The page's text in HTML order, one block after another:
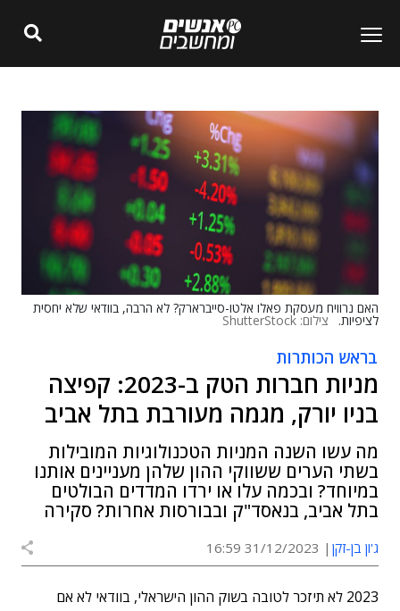
האם נרוויח מעסקת פאלו אלטו-סייברארק? לא הרבה, בוודאי שלא יחסית
לציפיות. צילום: ShutterStock
בראש הכותרות
מניות חברות הטק ב-2023: קפיצה
בניו יורק, מגמה מעורבת בתל אביב
מה עשו השנה המניות הטכנולוגיות המובילות
בשתי הערים ששווקי ההון שלהן מעניינים אותנו
במיוחד? ובכמה עלו או ירדו המדדים הבולטים
בתל אביב, בנאסד"ק ובבורסות אחרות? סקירה
ג'ון בן-זקן 31/12/2023 16:59
2023 לא תיזכר לטובה בשוק ההון הישראלי, בוודאי לא אם